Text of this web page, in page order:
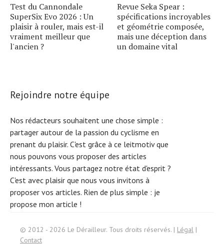
Test du Cannondale
SuperSix Evo 2026 : Un
plaisir à rouler, mais est-il
vraiment meilleur que
l'ancien ?
Revue Seka Spear :
spécifications incroyables
et géométrie composée,
mais une déception dans
un domaine vital
Rejoindre notre équipe
Nos rédacteurs souhaitent une chose simple :
partager autour de la passion du cyclisme en
prenant du plaisir. C'est grâce à ce leitmotiv que
nous pouvons vous proposer des articles
intéressants. Vous partagez notre état d'esprit ?
C'est avec plaisir que nous vous invitons à
proposer vos articles. Rien de plus simple : je
propose mon article !
© 2012 - 2026 Le Dérailleur. Tous droits réservés. | Légal |
Contact
or: